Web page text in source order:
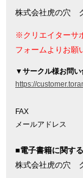
株式会社虎の穴
※クリエイターサ
フォームよりお願
▼サークル様お問
https://
FAX
メールアドレス
■電子書籍に関す
株式会社虎の穴